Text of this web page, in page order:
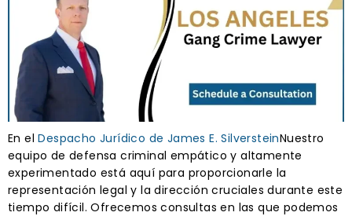
En elDespacho Jurídico de James E. SilversteinNuestro
equipo de defensa criminal empático y altamente
experimentado está aquí para proporcionarle la
representación legal y la dirección cruciales durante este
tiempo difícil. Ofrecemos consultas en las que podemos